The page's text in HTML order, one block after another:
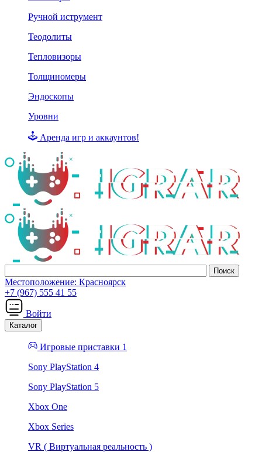
Ручной иструмент
Теодолиты
Тепловизоры
Толщиномеры
Эндоскопы
Уровни
Аренда игр и аккаунтов!
Местоположение: Красноярск
+7 (967) 555 41 55
Войти
Каталог
Игровые приставки 1
Sony PlayStation 4
Sony PlayStation 5
Xbox One
Xbox Series
VR ( Виртуальная реальность )